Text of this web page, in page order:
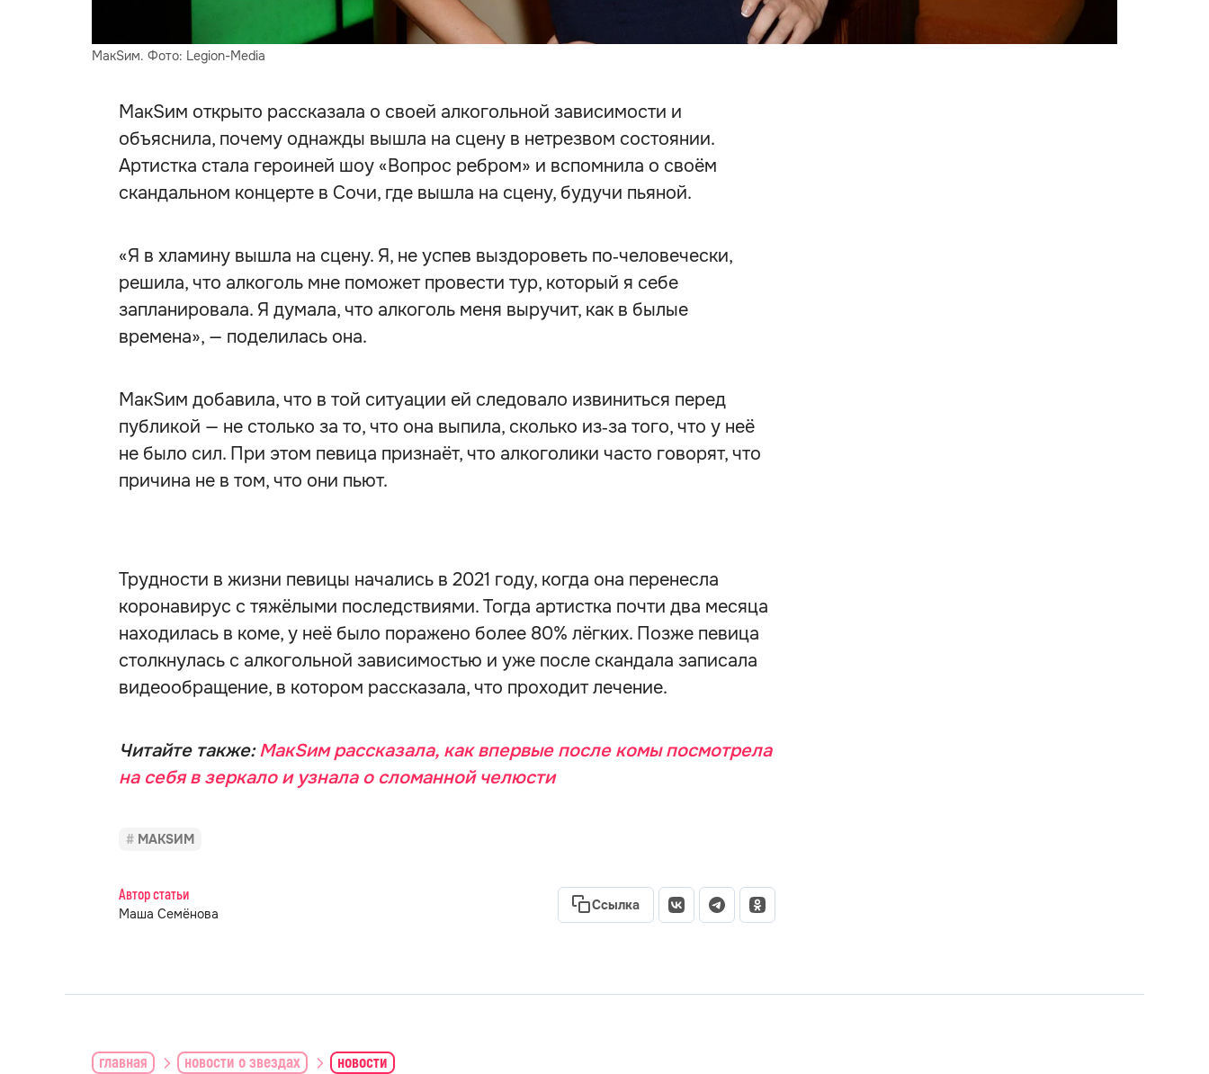
МакSим. Фото: Legion-Media
МакSим открыто рассказала о своей алкогольной зависимости и
объяснила, почему однажды вышла на сцену в нетрезвом состоянии.
Артистка стала героиней шоу «Вопрос ребром» и вспомнила о своём
скандальном концерте в Сочи, где вышла на сцену, будучи пьяной.
«Я в хламину вышла на сцену. Я, не успев выздороветь по‑человечески,
решила, что алкоголь мне поможет провести тур, который я себе
запланировала. Я думала, что алкоголь меня выручит, как в былые
времена», — поделилась она.
МакSим добавила, что в той ситуации ей следовало извиниться перед
публикой — не столько за то, что она выпила, сколько из‑за того, что у неё
не было сил. При этом певица признаёт, что алкоголики часто говорят, что
причина не в том, что они пьют.
Трудности в жизни певицы начались в 2021 году, когда она перенесла
коронавирус с тяжёлыми последствиями. Тогда артистка почти два месяца
находилась в коме, у неё было поражено более 80% лёгких. Позже певица
столкнулась с алкогольной зависимостью и уже после скандала записала
видеообращение, в котором рассказала, что проходит лечение.
Читайте также:МакSим рассказала, как впервые после комы посмотрела
на себя в зеркало и узнала о сломанной челюсти
МАКSИМ
Автор статьи
Маша Семёнова
Ссылка
главная новости о звездах новости